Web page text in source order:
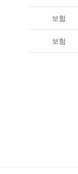
보험
보험